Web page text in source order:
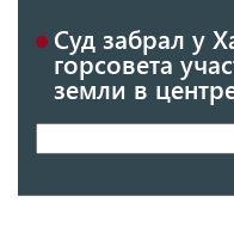
Суд забрал у
горсовета
земли в